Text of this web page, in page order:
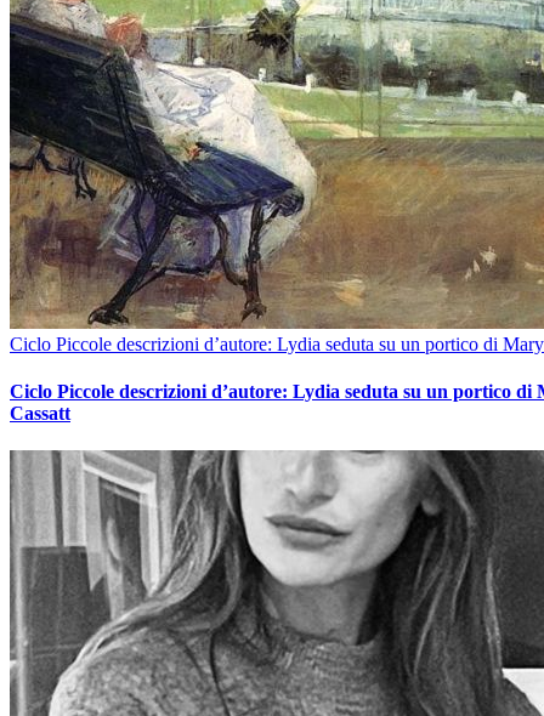
Ciclo Piccole descrizioni d’autore: Lydia seduta su un portico di
Ciclo Piccole descrizioni d’autore: Lydia seduta su un portico di
Cassatt